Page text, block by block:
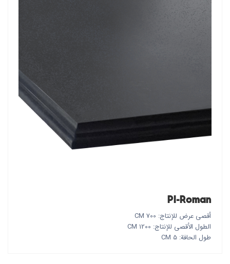
PI-Roman
أقصى عرض للإنتاج: 700 CM
الطول الأقصى للإنتاج: 1200 CM
طول الحافة: 5 CM